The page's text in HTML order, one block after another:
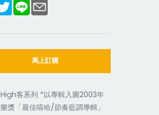
馬上訂購
客系列 *以專輯入圍2003年
獎「最佳嘻哈/節奏藍調專輯」